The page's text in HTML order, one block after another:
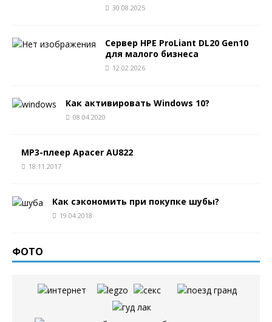
30.08.2025
Сервер HPE ProLiant DL20 Gen10
для малого бизнеса
12.02.2026
Как активировать Windows 10?
08.04.2020
MP3-плеер Apacer AU822
18.11.2017
Как сэкономить при покупке шубы?
19.04.2018
ФОТО